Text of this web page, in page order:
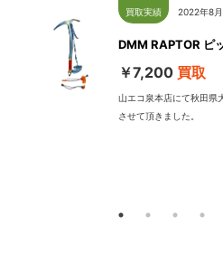
買取実績
2022年8
DMM RAPTOR ピ
￥7,200 買取
山エコ泉本店にて秋田県
させて頂きました。